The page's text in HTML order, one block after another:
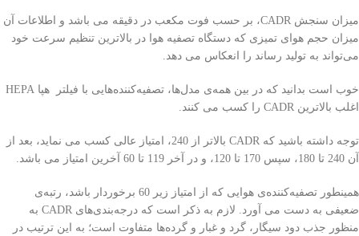
میزان سنجش CADR، بر حسب فوت مکعب در دقیقه می باشد و اطلاعات آن
میزان حجم هوای تمیزی که دستگاه تصفیه هوا در بالاترین تنظیم سرعت خود
می‌تواند به تولید رساند را انعکاس می دهد.
خوب است بدانید که در بین همه‌ی مدل‌ها، تصفیه‌کننده‌‌هایی با فیلتر هپا HEPA
اغلب بالاترین CADR را کسب می کنند.
توجه داشته باشید که CADR بالاتر از 240، امتیاز عالی کسب می نماید، بعد از
آن 240 تا 180، سپس 170 تا 120، و در آخر 119 تا 60 آخرین امتیاز می باشد.
همینطور تصفیه‌کننده‌ی هوایی که از امتیاز زیر 60 برخوردار باشد، رتبه‌ی
ضعیفی به دست می آورد. لازم به ذکر است که درجه‌بندی‌های CADR به
منظور جذب دود سیگار، گرد و غبار و گرده‌ها متفاوت است؛ به این ترتیب در